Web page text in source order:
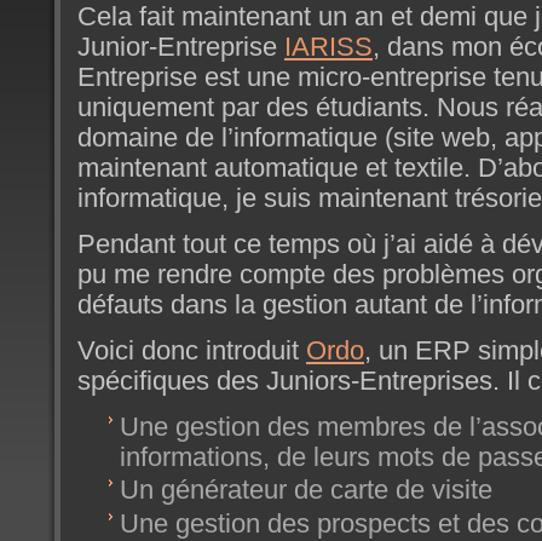
Cela fait maintenant un an et demi que
Junior-Entreprise IARISS, dans mon
Entreprise est une micro-entreprise
uniquement par des étudiants. Nous
domaine de l’informatique (site web,
maintenant automatique et textile.
informatique, je suis maintenant
Pendant tout ce temps où j’ai aidé à
pu me rendre compte des problèmes
défauts dans la gestion autant de
Voici donc introduit Ordo, un ERP
spécifiques des Juniors-Entreprises. Il
Une gestion des membres de
informations, de leurs mots de
Un générateur de carte de visite
Une gestion des prospects et des